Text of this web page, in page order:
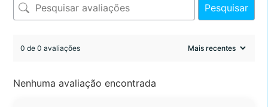
Pesquisar
0 de 0 avaliações
Nenhuma avaliação encontrada